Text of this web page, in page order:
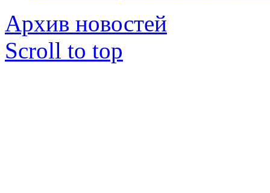
Архив новостей
Scroll to top